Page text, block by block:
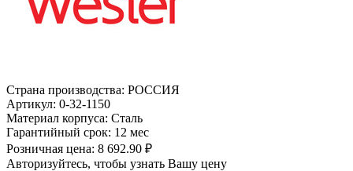
Страна производства: РОССИЯ
Артикул: 0-32-1150
Материал корпуса: Сталь
Гарантийный срок: 12 мес
Розничная цена: 8 692.90 ₽
Авторизуйтесь, чтобы узнать Вашу цену